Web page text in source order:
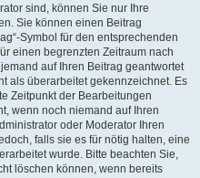
sind, können Sie nur Ihre
Sie können einen Beitrag
Symbol für den entsprechenden
einen begrenzten Zeitraum nach
auf Ihren Beitrag geantwortet
als überarbeitet gekennzeichnet. Es
Zeitpunkt der Bearbeitungen
wenn noch niemand auf Ihren
oder Moderator Ihren
falls sie es für nötig halten, eine
wurde. Bitte beachten Sie,
löschen können, wenn bereits